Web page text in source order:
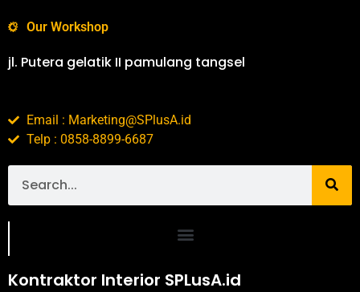
Our Workshop
jl. Putera gelatik II pamulang tangsel
Email : Marketing@SPlusA.id
Telp : 0858-8899-6687
Kontraktor Interior SPLusA.id